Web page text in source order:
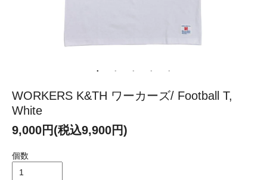
WORKERS K&TH ワーカーズ/ Football T,
White
9,000円(税込9,900円)
個数